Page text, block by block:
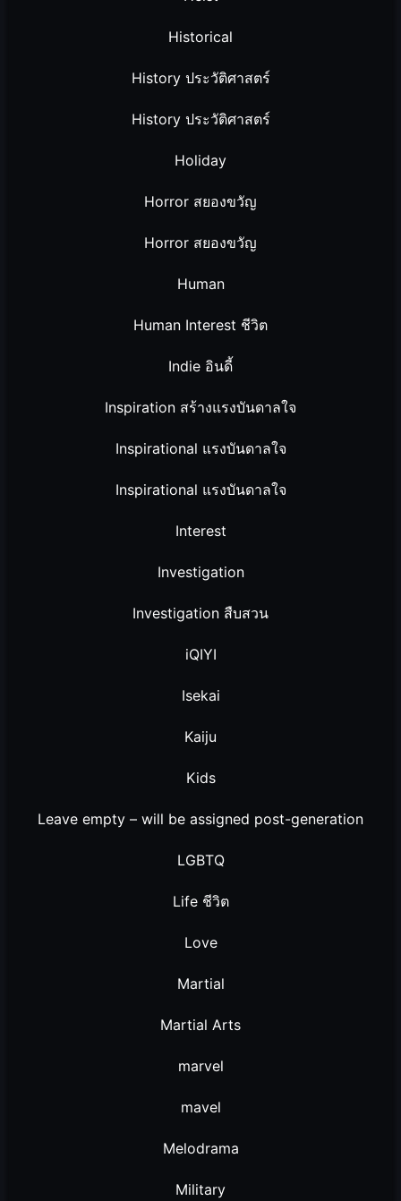
Historical
History ประวัติศาสตร์
History ประวัติศาสตร์
Holiday
Horror สยองขวัญ
Horror สยองขวัญ
Human
Human Interest ชีวิต
Indie อินดี้
Inspiration สร้างแรงบันดาลใจ
Inspirational แรงบันดาลใจ
Inspirational แรงบันดาลใจ
Interest
Investigation
Investigation สืบสวน
iQIYI
Isekai
Kaiju
Kids
Leave empty – will be assigned post-generation
LGBTQ
Life ชีวิต
Love
Martial
Martial Arts
marvel
mavel
Melodrama
Military